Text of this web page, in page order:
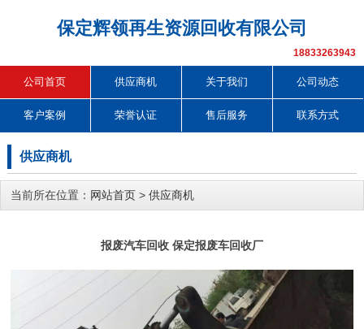
保定辉领再生资源回收有限公司
18833263943
公司首页 供应商机 关于我们 公司动态
客户案例 荣誉认证 售后服务 联系方式
供应商机
当前所在位置： 网站首页 > 供应商机
报废汽车回收 保定报废车回收厂